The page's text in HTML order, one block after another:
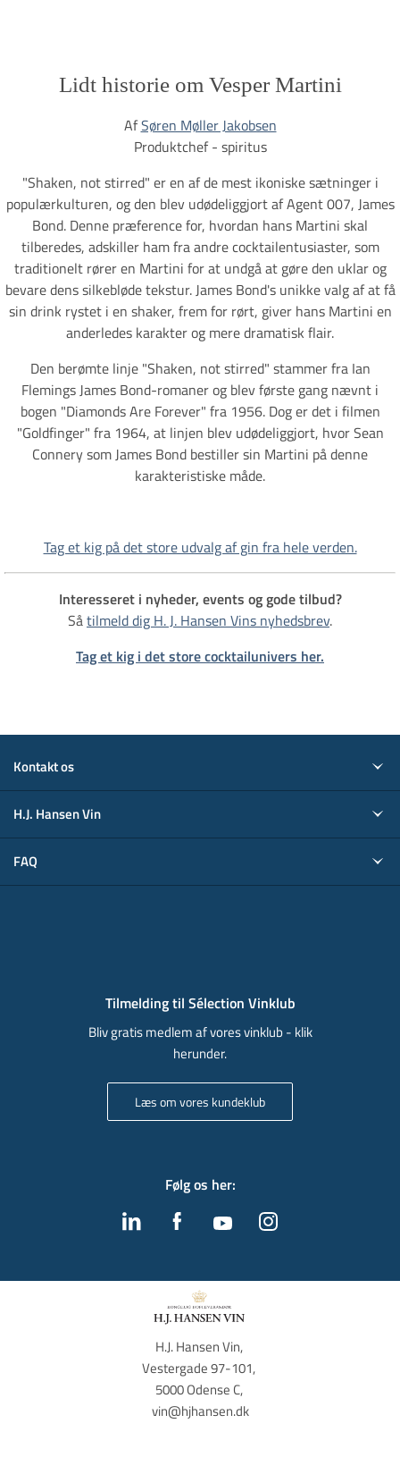
Lidt historie om Vesper Martini
AfSøren Møller Jakobsen
Produktchef - spiritus
"Shaken, not stirred" er en af de mest ikoniske sætninger i
populærkulturen, og den blev udødeliggjort af Agent 007, James
Bond. Denne præference for, hvordan hans Martini skal
tilberedes, adskiller ham fra andre cocktailentusiaster, som
traditionelt rører en Martini for at undgå at gøre den uklar og
bevare dens silkebløde tekstur. James Bond's unikke valg af at få
sin drink rystet i en shaker, frem for rørt, giver hans Martini en
anderledes karakter og mere dramatisk flair.
Den berømte linje "Shaken, not stirred" stammer fra Ian
Flemings James Bond-romaner og blev første gang nævnt i
bogen "Diamonds Are Forever" fra 1956. Dog er det i filmen
"Goldfinger" fra 1964, at linjen blev udødeliggjort, hvor Sean
Connery som James Bond bestiller sin Martini på denne
karakteristiske måde.
Tag et kig på det store udvalg af gin fra hele verden.
Interesseret i nyheder, events og gode tilbud?
Såtilmeld dig H. J. Hansen Vins nyhedsbrev.
Tag et kig i det store cocktailunivers her.
Kontakt os
H.J. Hansen Vin
FAQ
Tilmelding til Sélection Vinklub
Bliv gratis medlem af vores vinklub - klik
herunder.
Læs om vores kundeklub
Følg os her:
H.J. Hansen Vin,
Vestergade 97-101,
5000 Odense C,
vin@hjhansen.dk